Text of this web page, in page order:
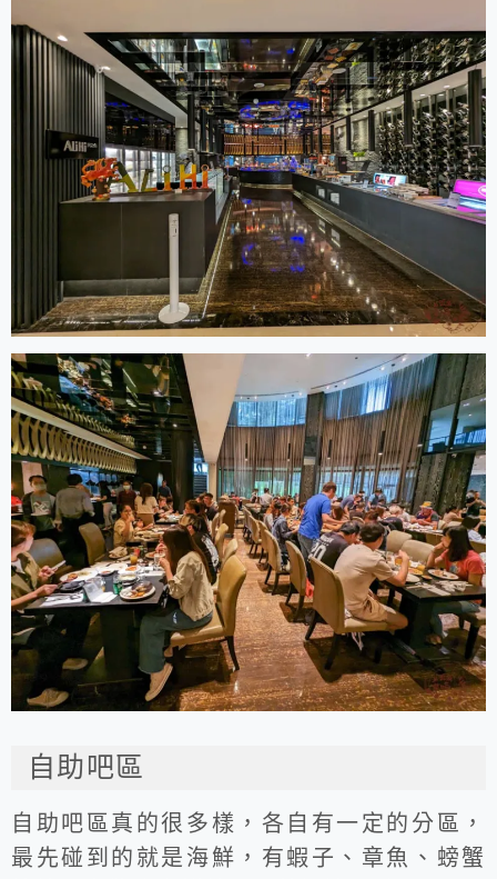
自助吧區
自助吧區真的很多樣，各自有一定的分區，
最先碰到的就是海鮮，有蝦子、章魚、螃蟹